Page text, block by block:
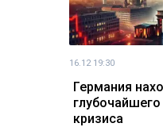
16.12 19:30
Германия
кризиса